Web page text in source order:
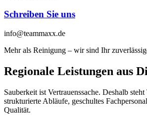
Schreiben Sie uns
info@teammaxx.de
Mehr als Reinigung – wir sind Ihr
Regionale Leistungen aus
Sauberkeit ist Vertrauenssache. Deshalb
strukturierte Abläufe, geschultes
Qualität.